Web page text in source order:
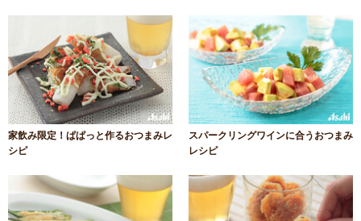
家飲み限定！ぱぱっと作るおつまみレ
シピ
スパークリングワインに合うおつまみ
レシピ